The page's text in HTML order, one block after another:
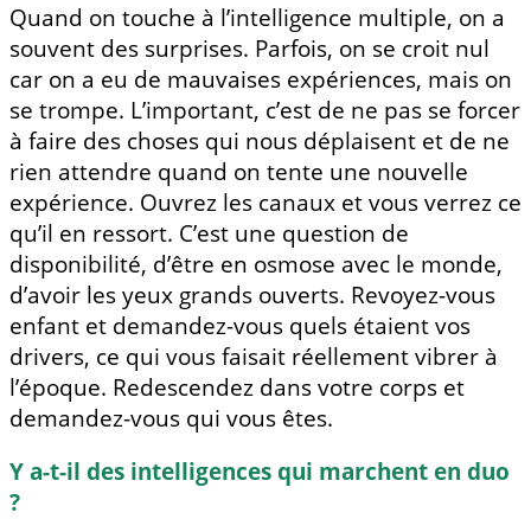
Quand on touche à l’intelligence multiple, on a
souvent des surprises. Parfois, on se croit nul
car on a eu de mauvaises expériences, mais on
se trompe. L’important, c’est de ne pas se forcer
à faire des choses qui nous déplaisent et de ne
rien attendre quand on tente une nouvelle
expérience. Ouvrez les canaux et vous verrez ce
qu’il en ressort. C’est une question de
disponibilité, d’être en osmose avec le monde,
d’avoir les yeux grands ouverts. Revoyez-vous
enfant et demandez-vous quels étaient vos
drivers, ce qui vous faisait réellement vibrer à
l’époque. Redescendez dans votre corps et
demandez-vous qui vous êtes.
Y a-t-il des intelligences qui marchent en duo
?